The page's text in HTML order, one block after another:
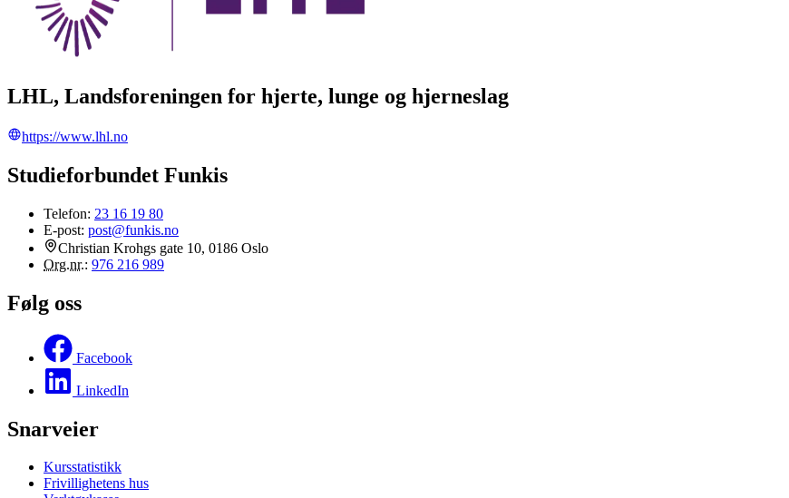
LHL, Landsforeningen for hjerte, lunge og hjerneslag
https://www.lhl.no
Studieforbundet Funkis
Telefon: 23 16 19 80
E-post: post@funkis.no
Christian Krohgs gate 10, 0186 Oslo
Org.nr.: 976 216 989
Følg oss
Facebook
LinkedIn
Snarveier
Kursstatistikk
Frivillighetens hus